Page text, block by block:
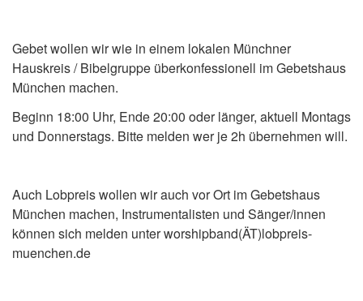
Gebet wollen wir wie in einem lokalen Münchner
Hauskreis / Bibelgruppe überkonfessionell im Gebetshaus
München machen.
Beginn 18:00 Uhr, Ende 20:00 oder länger, aktuell Montags
und Donnerstags. Bitte melden wer je 2h übernehmen will.
Auch Lobpreis wollen wir auch vor Ort im Gebetshaus
München machen, Instrumentalisten und Sänger/innen
können sich melden unter worshipband(ÄT)lobpreis-
muenchen.de